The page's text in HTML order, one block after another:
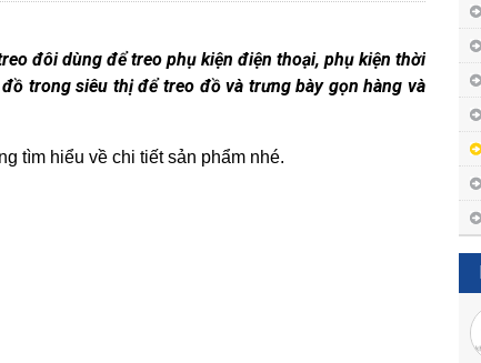
đôi dùng để treo phụ kiện điện thoại, phụ kiện thời
trong siêu thị để treo đồ và trưng bày gọn hàng và
tìm hiểu về chi tiết sản phẩm nhé.